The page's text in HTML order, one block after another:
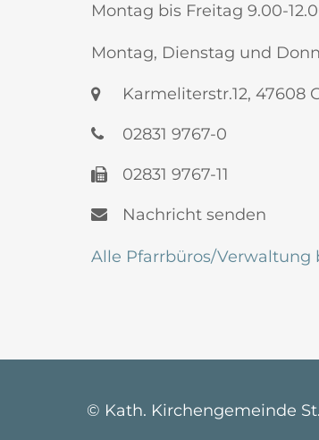
Montag bis Freitag 9.00-
Montag, Dienstag und
Karmeliterstr.12, 47608
02831 9767-0
02831 9767-11
Nachricht senden
Alle Pfarrbüros/Verwaltung
© Kath. Kirchengemeinde